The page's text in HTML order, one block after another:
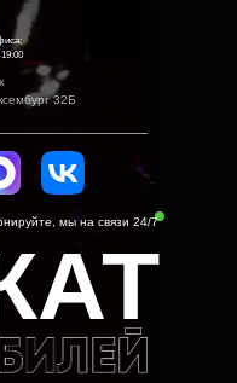
мы на связи 24/7
32Б